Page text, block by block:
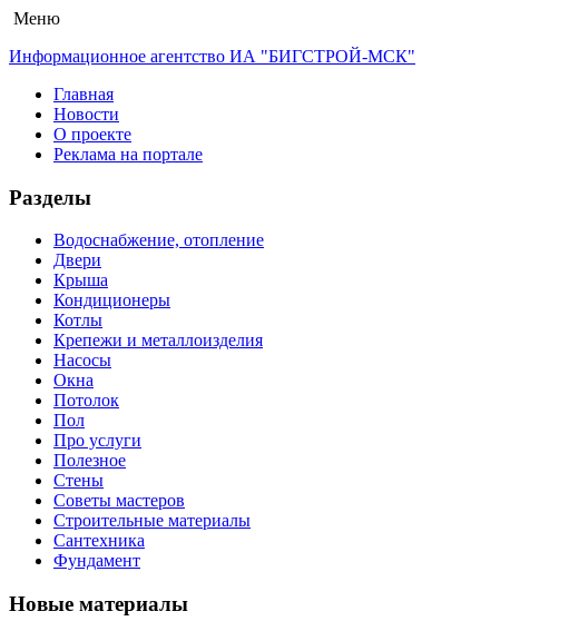
Меню
Информационное агентство ИА "БИГСТРОЙ-МСК"
Главная
Новости
О проекте
Реклама на портале
Разделы
Водоснабжение, отопление
Двери
Крыша
Кондиционеры
Котлы
Крепежи и металлоизделия
Насосы
Окна
Потолок
Пол
Про услуги
Полезное
Стены
Советы мастеров
Строительные материалы
Сантехника
Фундамент
Новые материалы